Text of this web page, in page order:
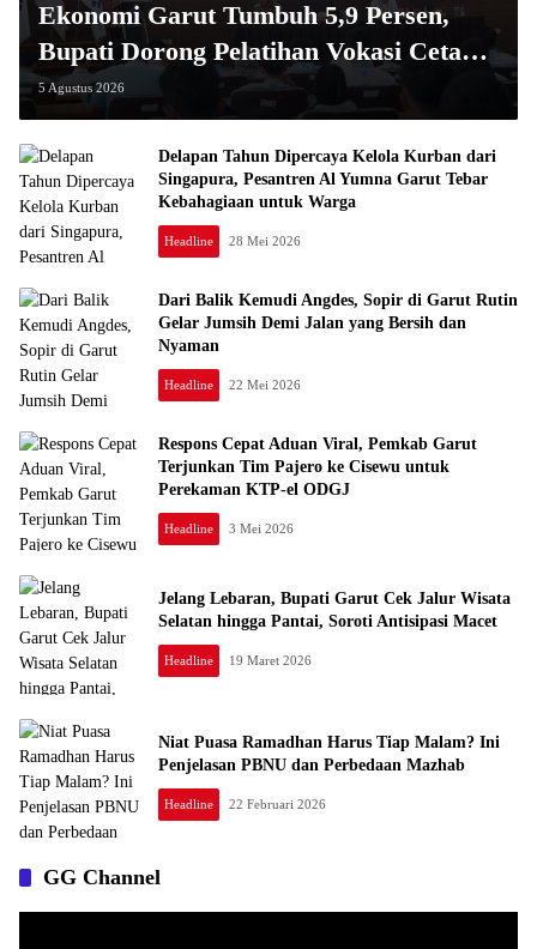
Ekonomi Garut Tumbuh 5,9 Persen,
Bupati Dorong Pelatihan Vokasi Cetak
SDM Siap Kerja untuk Pertanian dan
Pariwisata
5 Agustus 2026
Delapan Tahun Dipercaya Kelola Kurban dari
Singapura, Pesantren Al Yumna Garut Tebar
Kebahagiaan untuk Warga
Headline 28 Mei 2026
Dari Balik Kemudi Angdes, Sopir di Garut Rutin
Gelar Jumsih Demi Jalan yang Bersih dan
Nyaman
Headline 22 Mei 2026
Respons Cepat Aduan Viral, Pemkab Garut
Terjunkan Tim Pajero ke Cisewu untuk
Perekaman KTP-el ODGJ
Headline 3 Mei 2026
Jelang Lebaran, Bupati Garut Cek Jalur Wisata
Selatan hingga Pantai, Soroti Antisipasi Macet
Headline 19 Maret 2026
Niat Puasa Ramadhan Harus Tiap Malam? Ini
Penjelasan PBNU dan Perbedaan Mazhab
Headline 22 Februari 2026
GG Channel